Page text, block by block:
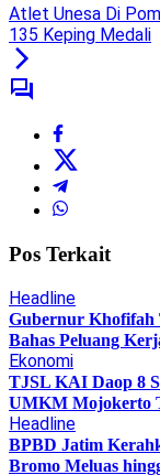
Atlet Unesa Di
135 Keping Medali
Pos Terkait
Headline
Gubernur Khofifah
Bahas Peluang
Ekonomi
TJSL KAI Daop 8
UMKM Mojokerto
Headline
BPBD Jatim
Bromo Meluas